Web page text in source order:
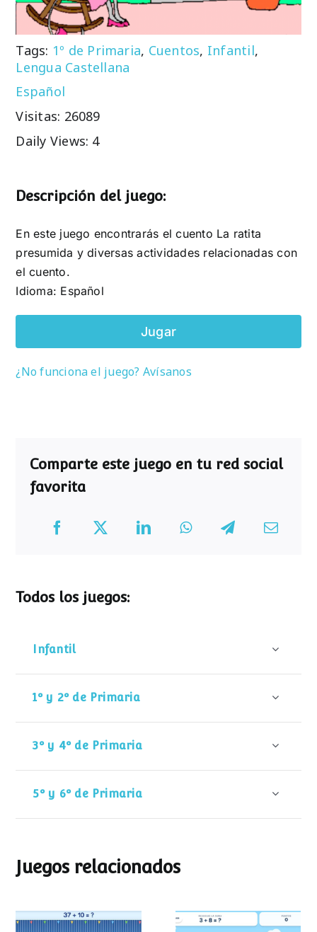
Tags: 1º de Primaria, Cuentos, Infantil,
Lengua Castellana
Español
Visitas: 26089
Daily Views: 4
Descripción del juego:
En este juego encontrarás el cuento La ratita
presumida y diversas actividades relacionadas con
el cuento.
Idioma: Español
Jugar
¿No funciona el juego? Avísanos
Comparte este juego en tu red social
favorita
Todos los juegos:
Infantil
1º y 2º de Primaria
3º y 4º de Primaria
5º y 6º de Primaria
Juegos relacionados